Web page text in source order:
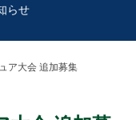
らせ
ア大会 追加募集